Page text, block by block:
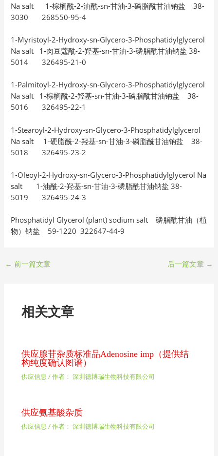
Na salt 1-棕榈酰-2-油酰-sn-甘油-3-磷脂酰甘油钠盐 38-
3030 268550-95-4
1-Myristoyl-2-Hydroxy-sn-Glycero-3-Phosphatidylglycerol
Na salt 1-肉豆蔻酰-2-羟基-sn-甘油-3-磷脂酰甘油钠盐 38-
5014 326495-21-0
1-Palmitoyl-2-Hydroxy-sn-Glycero-3-Phosphatidylglycerol
Na salt 1-棕榈酰-2-羟基-sn-甘油-3-磷脂酰甘油钠盐 38-
5016 326495-22-1
1-Stearoyl-2-Hydroxy-sn-Glycero-3-Phosphatidylglycerol
Na salt 1-硬脂酰-2-羟基-sn-甘油-3-磷脂酰甘油钠盐 38-
5018 326495-23-2
1-Oleoyl-2-Hydroxy-sn-Glycero-3-Phosphatidylglycerol Na
salt 1-油酰-2-羟基-sn-甘油-3-磷脂酰甘油钠盐 38-
5019 326495-24-3
Phosphatidyl Glycerol (plant) sodium salt 磷脂酰甘油（植
物）钠盐 59-1220 322647-44-9
← 前一篇文章 后一篇文章 →
相关文章
供应腺苷杂质标准品Adenosine imp（提供结
构纯度确认图谱）
供应信息 / 作者： 深圳德博瑞生物科技有限公司
供应氨基酸杂质
供应信息 / 作者： 深圳德博瑞生物科技有限公司